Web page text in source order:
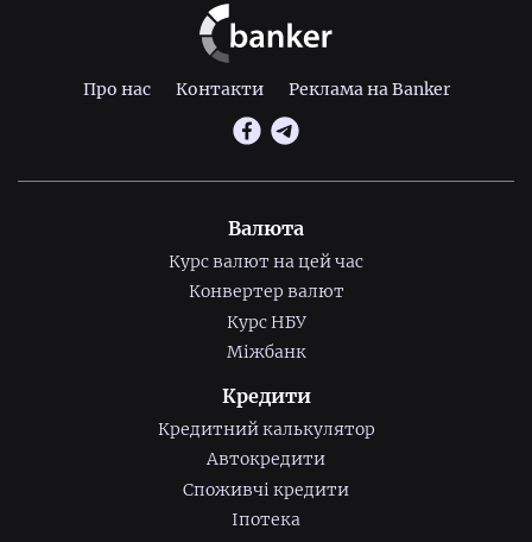
Про нас Контакти Реклама на Banker
Валюта
Курс валют на цей час
Конвертер валют
Курс НБУ
Міжбанк
Кредити
Кредитний калькулятор
Автокредити
Споживчі кредити
Іпотека